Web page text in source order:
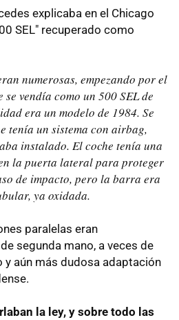
explicaba en el Chicago
SEL" recuperado como
numerosas, empezando por el
se vendía como un 500 SEL de
era un modelo de 1984. Se
tenía un sistema con airbag,
instalado. El coche tenía una
la puerta lateral para proteger
de impacto, pero la barra era
ya oxidada.
paralelas eran
segunda mano, a veces de
aún más dudosa adaptación
la ley, y sobre todo las